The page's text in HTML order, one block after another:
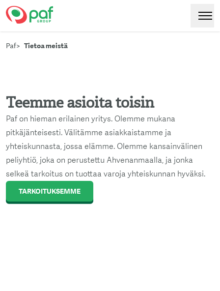
Hoppa
huvudinnehåll
Paf
Paf Tietoa meistä
Teemme asioita toisin
Paf on hieman erilainen yritys. Olemme mukana
pitkäjänteisesti. Välitämme asiakkaistamme ja
yhteiskunnasta, jossa elämme. Olemme kansainvälinen
peliyhtiö, joka on perustettu Ahvenanmaalla, ja jonka
selkeä tarkoitus on tuottaa varoja yhteiskunnan hyväksi.
TARKOITUKSEMME